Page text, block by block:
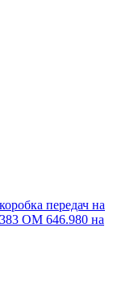
передач на
OM 646.980 на